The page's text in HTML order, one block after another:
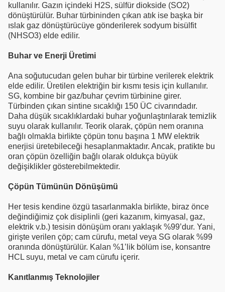
kullanılır. Gazın içindeki H2S, sülfür diokside (SO2)
dönüştürülür. Buhar türbininden çıkan atık ise başka bir
ıslak gaz dönüştürücüye gönderilerek sodyum bisülfit
(NHSO3) elde edilir.
Buhar ve Enerji Üretimi
Ana soğutucudan gelen buhar bir türbine verilerek elektrik
elde edilir. Üretilen elektriğin bir kısmı tesis için kullanılır.
SG, kombine bir gaz/buhar çevrim türbinine girer.
Türbinden çıkan sintine sıcaklığı 150 ÜC civarındadır.
Daha düşük sıcaklıklardaki buhar yoğunlaştırılarak temizlik
suyu olarak kullanılır. Teorik olarak, çöpün nem oranına
bağlı olmakla birlikte çöpün tonu başına 1 MW elektrik
enerjisi üretebileceği hesaplanmaktadır. Ancak, pratikte bu
oran çöpün özelliğin bağlı olarak oldukça büyük
değişiklikler gösterebilmektedir.
Çöpün Tümünün Dönüşümü
Her tesis kendine özgü tasarlanmakla birlikte, biraz önce
değindiğimiz çok disiplinli (geri kazanım, kimyasal, gaz,
elektrik v.b.) tesisin dönüşüm oranı yaklaşık %99’dur. Yani,
girişte verilen çöp; cam cürufu, metal veya SG olarak %99
oranında dönüştürülür. Kalan %1’lik bölüm ise, konsantre
HCL suyu, metal ve cam cürufu içerir.
Kanıtlanmış Teknolojiler